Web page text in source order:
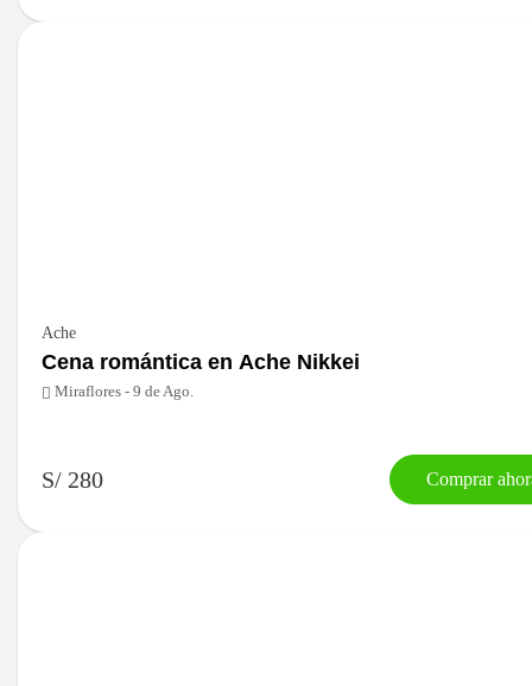
Ache
Cena romántica en Ache Nikkei
Miraflores - 9 de Ago.
S/ 280 Comprar